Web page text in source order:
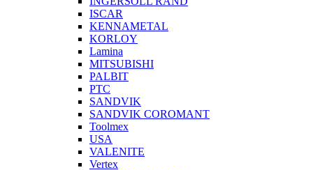
ISCAR
KENNAMETAL
KORLOY
Lamina
MITSUBISHI
PALBIT
PTC
SANDVIK
SANDVIK COROMANT
Toolmex
USA
VALENITE
Vertex